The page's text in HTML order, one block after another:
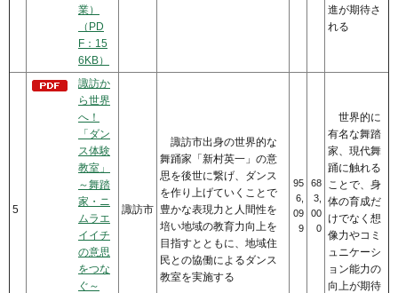
業）
（PD
F：15
6KB）
進が期待さ
れる
5
諏訪か
ら世界
へ！
「ダン
ス体験
教室」
～舞踏
家・ニ
ムラエ
イイチ
の意思
をつな
ぐ～
諏訪市
諏訪市出身の世界的な
舞踊家「新村英一」の意
思を後世に繋げ、ダンス
を作り上げていくことで
豊かな表現力と人間性を
培い地域の教育力向上を
目指すとともに、地域住
民との協働によるダンス
教室を実施する
95
6,
09
9
68
3,
00
0
世界的に
有名な舞踏
家、現代舞
踊に触れる
ことで、身
体の育成だ
けでなく想
像力やコミ
ュニケーシ
ョン能力の
向上が期待